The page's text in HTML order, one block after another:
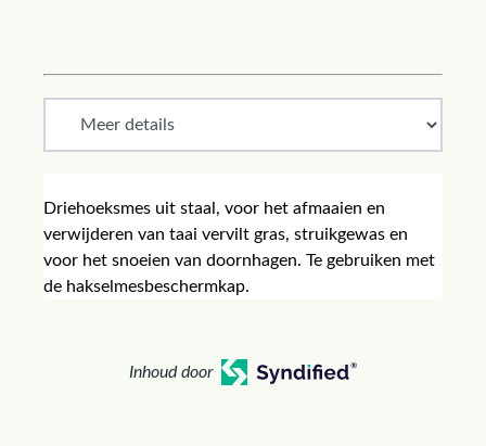
Driehoeksmes uit staal, voor het afmaaien en
verwijderen van taai vervilt gras, struikgewas en
voor het snoeien van doornhagen. Te gebruiken met
de hakselmesbeschermkap.
Inhoud door